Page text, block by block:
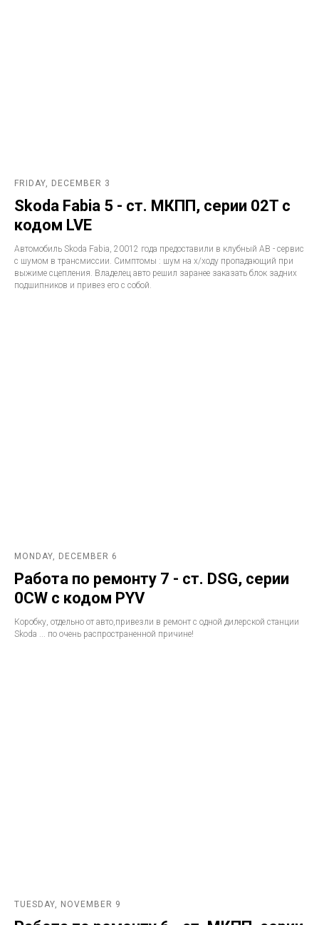
FRIDAY, DECEMBER 3
Skoda Fabia 5 - ст. МКПП, серии 02T с
кодом LVE
Автомобиль Skoda Fabia, 20012 года предоставили в клубный АВ - сервис
с шумом в трансмиссии. Симптомы : шум на х/ходу пропадающий при
выжиме сцепления. Владелец авто решил заранее заказать блок задних
подшипников и привез его с собой.
MONDAY, DECEMBER 6
Работа по ремонту 7 - ст. DSG, серии
0CW с кодом PYV
Коробку, отдельно от авто,привезли в ремонт с одной дилерской станции
Skoda ... по очень распространенной причине!
TUESDAY, NOVEMBER 9